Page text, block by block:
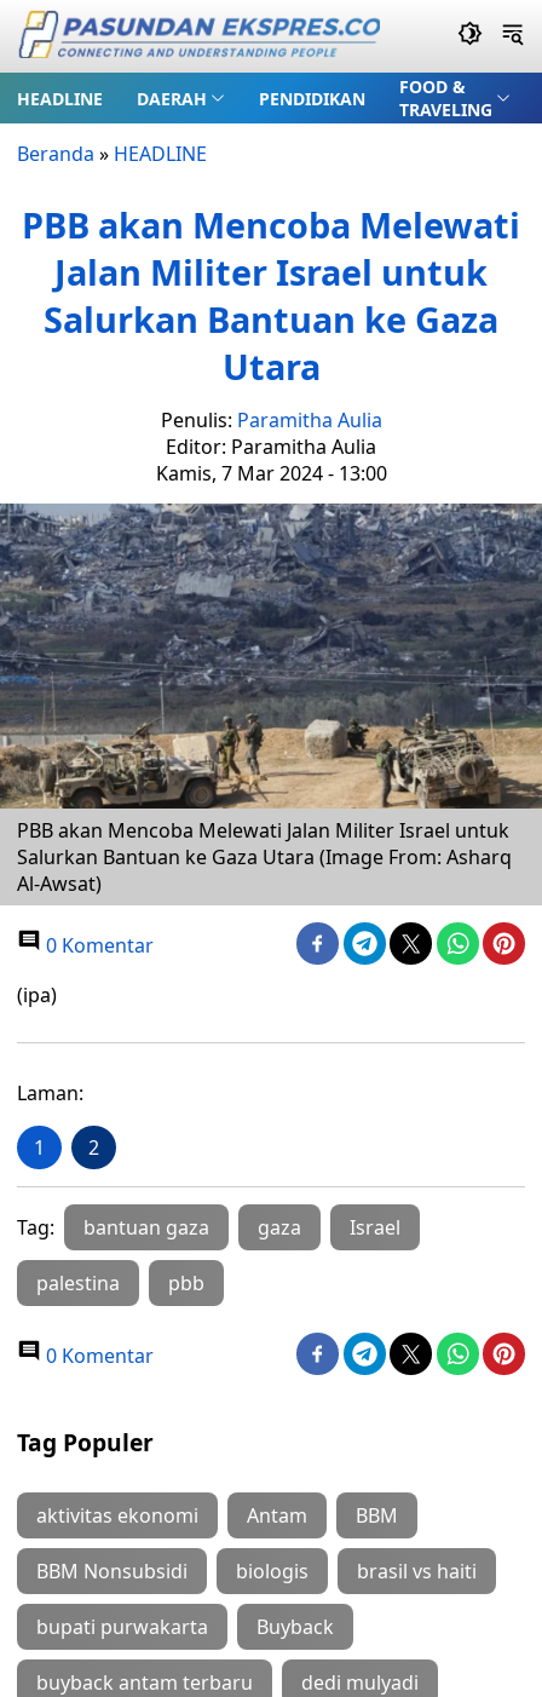
HEADLINE DAERAH PENDIDIKAN
FOOD &
TRAVELING
Beranda » HEADLINE
PBB akan Mencoba Melewati
Jalan Militer Israel untuk
Salurkan Bantuan ke Gaza
Utara
Penulis: Paramitha Aulia
Editor: Paramitha Aulia
Kamis, 7 Mar 2024 - 13:00
PBB akan Mencoba Melewati Jalan Militer Israel untuk
Salurkan Bantuan ke Gaza Utara (Image From: Asharq
Al-Awsat)
0 Komentar
(ipa)
Laman:
1 2
Tag: bantuan gaza gaza Israel
palestina pbb
0 Komentar
Tag Populer
aktivitas ekonomi Antam BBM
BBM Nonsubsidi biologis brasil vs haiti
bupati purwakarta Buyback
buyback antam terbaru dedi mulyadi